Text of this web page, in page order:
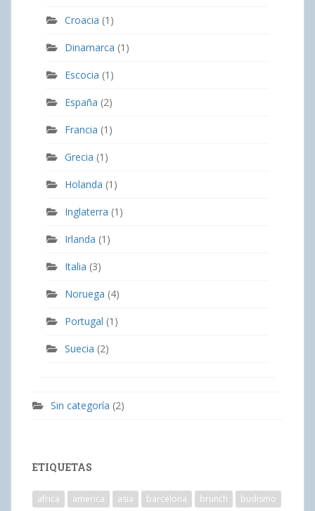
Croacia (1)
Dinamarca (1)
Escocia (1)
España (2)
Francia (1)
Grecia (1)
Holanda (1)
Inglaterra (1)
Irlanda (1)
Italia (3)
Noruega (4)
Portugal (1)
Suecia (2)
Sin categoría (2)
ETIQUETAS
africa america asia barcelona brunch
budismo